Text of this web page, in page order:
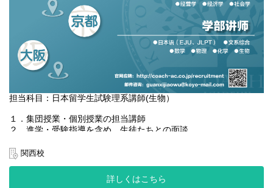
担当科目：日本留学生試験理系講師(生物）
１．集団授業・個別授業の担当講師
２．進学・受験指導を含め、生徒たちとの面談
務
４．一流大学を目指す生徒に、入試の情報を収集し、受験対策を
軸とした学習指導を行うこと
関西校
詳しくはこちら